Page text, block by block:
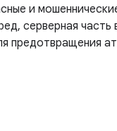
и
серверная
предотвращения